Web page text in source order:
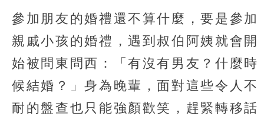
參加朋友的婚禮還不算什麼，要是參加
親戚小孩的婚禮，遇到叔伯阿姨就會開
始被問東問西：「有沒有男友？什麼時
候結婚？」身為晚輩，面對這些令人不
耐的盤查也只能強顏歡笑，趕緊轉移話